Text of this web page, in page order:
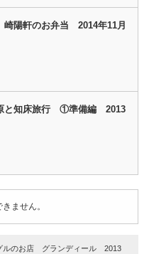
陽軒のお弁当 2014年11月
と知床旅行 ①準備編 2013
ません。
ルのお店 グランディール 2013